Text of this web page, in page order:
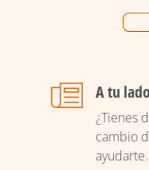
A tu
¿Tienes
cambio
ayudarte.